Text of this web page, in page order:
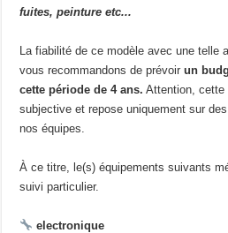
fuites, peinture etc...
La fiabilité de ce modèle avec une telle
vous recommandons de prévoirun
cette période de 4 ans. Attention, cette
subjective et repose uniquement sur
nos équipes.
À ce titre, le(s) équipements suivants
suivi particulier.
electronique